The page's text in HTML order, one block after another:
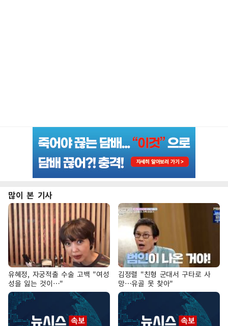
많이 본 기사
유혜정, 자궁적출 수술 고백 "여성
성을 잃는 것이…"
김정렬 "친형 군대서 구타로 사
망…유골 못 찾아"